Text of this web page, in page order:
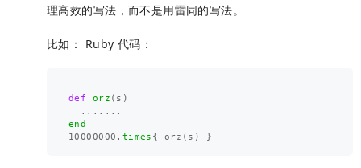
理高效的写法，而不是用雷同的写法。
比如： Ruby 代码：
def orz ( s )
...... .
end
10000000 . times { orz ( s ) }